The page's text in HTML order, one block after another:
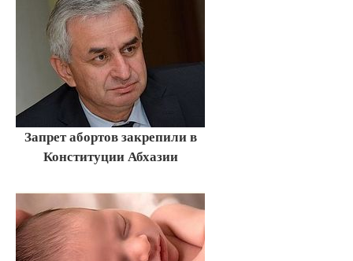
Запрет абортов закрепили в
Конституции Абхазии